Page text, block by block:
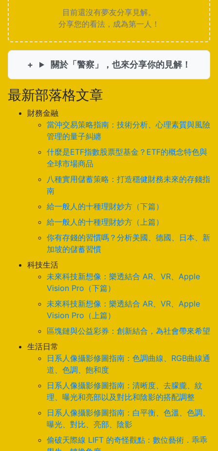
目前還沒有夢友分享見解。
分享您的看法，成為第一人！
關於「警察」，也來分享你的見解！
最新部落格文章
財務金融
當沖交易策略指南：技術分析、心理素質與風險
管理的量子糾纏
什麼是ETF指數股票型基金？ETF的概念特色與
全球市場商品
八種實用儲蓄策略：打造穩健財務未來的存錢指
南
給一般人的十種理財妙方（下篇）
給一般人的十種理財妙方（上篇）
你有存錢的習慣嗎？分析美國、德國、日本、新
加坡的儲蓄習慣
科技生活
未來科技新想像：樂透結合 AR、VR、Apple
Vision Pro（下篇）
未來科技新想像：樂透結合 AR、VR、Apple
Vision Pro（上篇）
區塊鏈與公益彩券：創新結合，為社會帶來希望
生活日常
日系人像攝影修圖指南：色調曲線、RGB曲線通
道、色調、飽和度
日系人像攝影修圖指南：清晰度、去朦朧、紋
理、曝光和亮部以及對比和陰影的搭配調整
日系人像攝影修圖指南：白平衡、色溫、色調、
曝光、對比、亮部、陰影
偷破天際線 LIFT 的奇怪觀點：數位藝術．乖乖